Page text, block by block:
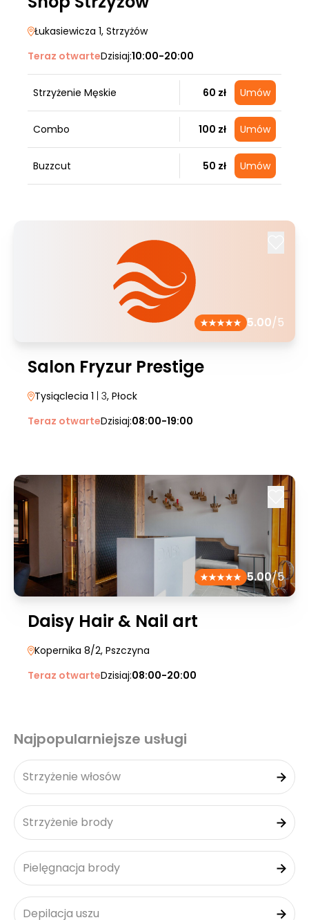
Łukasiewicza 1, Strzyżów
Teraz otwarteDzisiaj:10:00-20:00
Strzyżenie Męskie 60 zł Umów
Combo 100 zł Umów
Buzzcut 50 zł Umów
5.00/5
Salon Fryzur Prestige
Tysiąclecia 1 | 3, Płock
Teraz otwarteDzisiaj:08:00-19:00
5.00/5
Daisy Hair & Nail art
Kopernika 8/2, Pszczyna
Teraz otwarteDzisiaj:08:00-20:00
Najpopularniejsze usługi
Strzyżenie włosów
Strzyżenie brody
Pielęgnacja brody
Depilacja uszu